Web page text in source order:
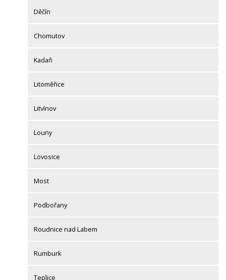
Děčín
Chomutov
Kadaň
Litoměřice
Litvínov
Louny
Lovosice
Most
Podbořany
Roudnice nad Labem
Rumburk
Teplice